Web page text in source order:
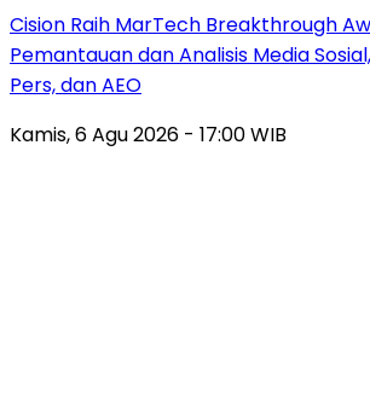
Cision Raih MarTech Breakthrough
Pemantauan dan Analisis Media
Pers, dan AEO
Kamis, 6 Agu 2026 - 17:00 WIB